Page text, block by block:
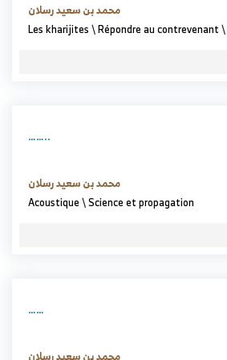
محمد بن سعيد رسلان
Les kharijites\Répondre au contrevenant\
……..
محمد بن سعيد رسلان
Acoustique\Science et propagation
……
محمد بن سعيد رسلان